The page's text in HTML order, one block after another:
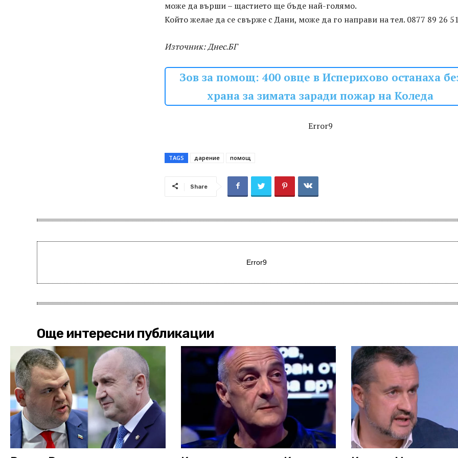
може да върши – щастието ще бъде най-голямо.
Който желае да се свърже с Дани, може да го направи на тел. 0877 89 26
Източник: Днес.БГ
Зов за помощ: 400 овце в Исперихово останаха
храна за зимата заради пожар на Коледа
Error9
TAGS дарение помощ
Share
Error9
Още интересни публикации